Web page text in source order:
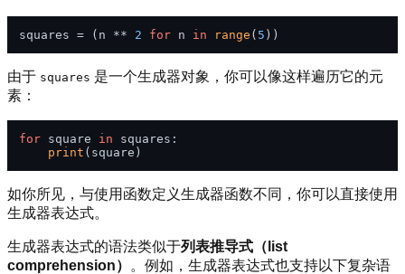
squares = (n ** 2 for n in range ( 5
由于 squares 是一个生成器对象，你可以像这样遍历它的元
素：
for square in squares:
print
如你所见，与使用函数定义生成器函数不同，你可以直接使用
生成器表达式。
生成器表达式的语法类似于列表推导式（list
comprehension）
。例如，生成器表达式也支持以下复杂语